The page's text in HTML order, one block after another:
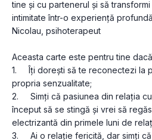
tine și cu partenerul și să
intimitate într-o experiență
Nicolau, psihoterapeut
Aceasta carte este pentru tine
1.     Îți dorești să te reconectezi
propria senzualitate;
2.     Simți că pasiunea din relația
început să se stingă și vrei să
electrizantă din primele luni de
3.     Ai o relație fericită, dar simți